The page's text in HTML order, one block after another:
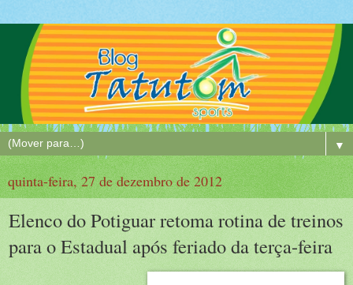
▼
quinta-feira, 27 de dezembro de 2012
Elenco do Potiguar retoma rotina de treinos
para o Estadual após feriado da terça-feira